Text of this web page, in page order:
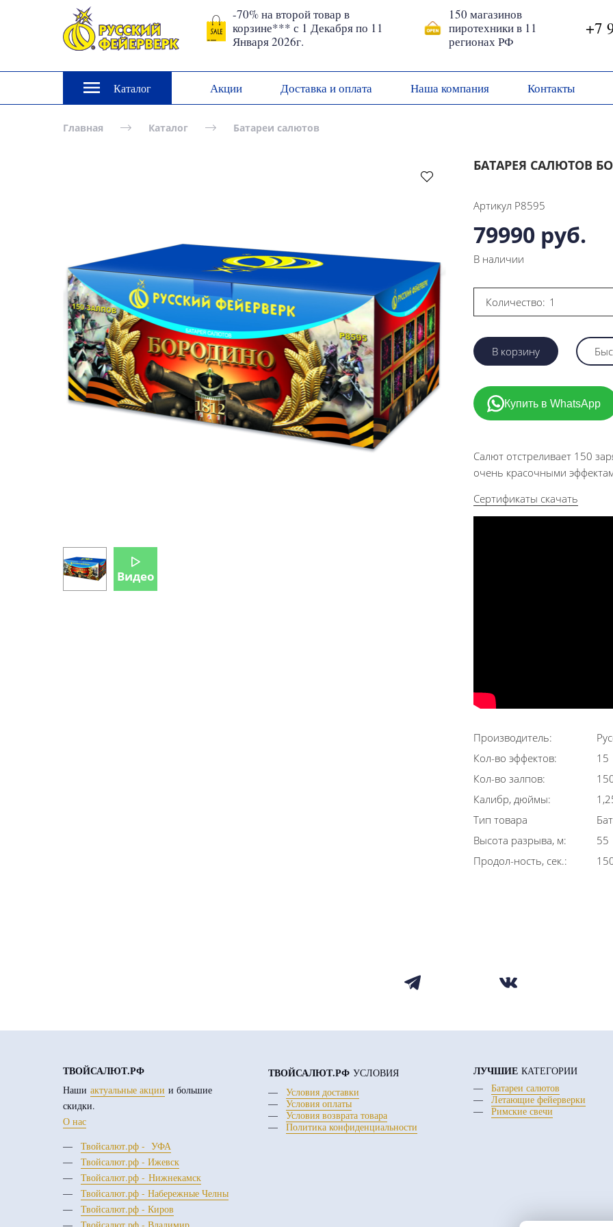
-70% на второй товар в
корзине*** с 1 Декабря по 11
Января 2026г.
150 магазинов
пиротехники в 11
регионах РФ
+7
Каталог Акции Доставка и оплата Наша компания Контакты
Главная Каталог Батареи салютов
Видео
БАТАРЕЯ САЛЮТОВ
Артикул Р8595
79990 руб.
В наличии
Количество:
В корзину
Купить в WhatsApp
Салют отстреливает 150
очень красочными
Сертификаты скачать
Производитель:
Кол-во эффектов:
15
Кол-во залпов:
Калибр, дюймы:
Тип товара
Высота разрыва, м:
55
Продол-ность, сек.:
ТВОЙСАЛЮТ.РФ
Наши актуальные акции и большие
скидки.
О нас
Твойсалют.рф - УФА
Твойсалют.рф - Ижевск
Твойсалют.рф - Нижнекамск
Твойсалют.рф - Набережные Челны
Твойсалют.рф - Киров
ТВОЙСАЛЮТ.РФ УСЛОВИЯ
Условия доставки
Условия оплаты
Условия возврата товара
Политика конфиденциальности
ЛУЧШИЕ КАТЕГОРИИ
Батареи салютов
Летающие фейерверки
Римские свечи